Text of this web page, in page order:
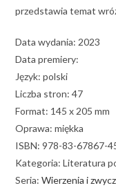
przedstawia temat
Data wydania: 2023
Data premiery:
Język: polski
Liczba stron: 47
Format: 145 x 205 mm
Oprawa: miękka
ISBN: 978-83-67867-
Kategoria: Literatura
Seria:Wierzenia i